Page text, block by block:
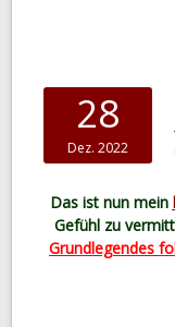
28
Dez. 2022
Das ist nun mein
Gefühl zu
Grundlegendes